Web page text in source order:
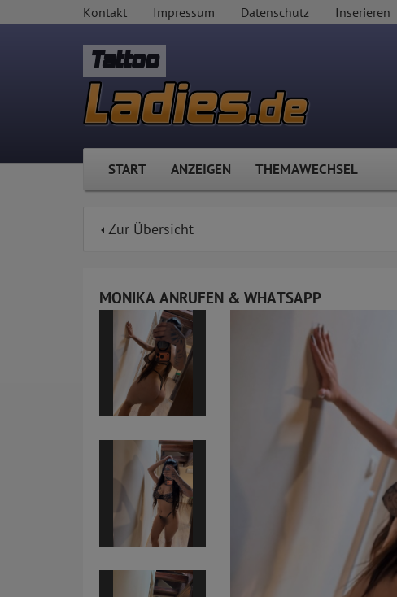
Kontakt Impressum Datenschutz Inserieren
Tattoo
START ANZEIGEN THEMAWECHSEL
Zur Übersicht
MONIKA ANRUFEN & WHATSAPP